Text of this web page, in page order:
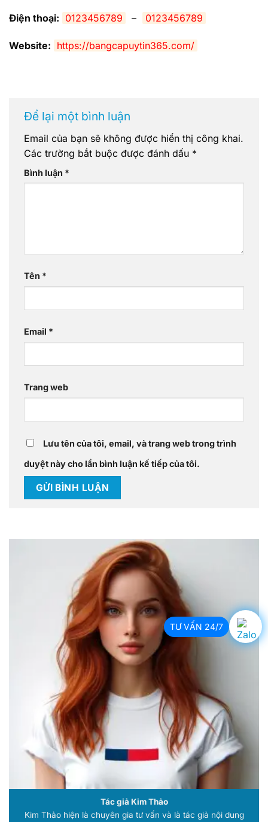
Điện thoại: 0123456789 – 0123456789
Website: https://bangcapuytin365.com/
Để lại một bình luận
Email của bạn sẽ không được hiển thị công khai.
Các trường bắt buộc được đánh dấu *
Bình luận *
Tên *
Email *
Trang web
Lưu tên của tôi, email, và trang web trong trình
duyệt này cho lần bình luận kế tiếp của tôi.
Tác giả Kim Thảo
Kim Thảo hiện là chuyên gia tư vấn và là tác giả nội dung
TƯ VẤN 24/7